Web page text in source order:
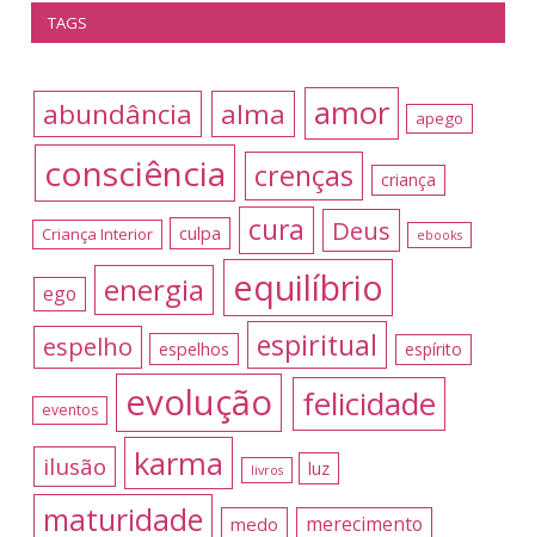
TAGS
abundância alma amor apego
consciência crenças criança
Criança Interior culpa cura Deus ebooks
ego energia equilíbrio
espelho espelhos espiritual espírito
eventos evolução felicidade
ilusão karma livros luz
maturidade medo merecimento